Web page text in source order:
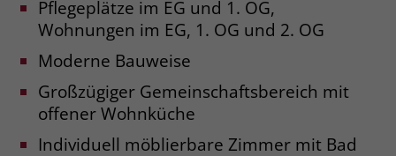
Pflegeplätze im EG und 1. OG,
Wohnungen im EG, 1. OG und 2. OG
Moderne Bauweise
Großzügiger Gemeinschaftsbereich mit
offener Wohnküche
Individuell möblierbare Zimmer mit Bad
Anbieter jobs.stiftung-liebenau.de
Laufzeit Session
Anbieter
Laufzeit 90 Tage